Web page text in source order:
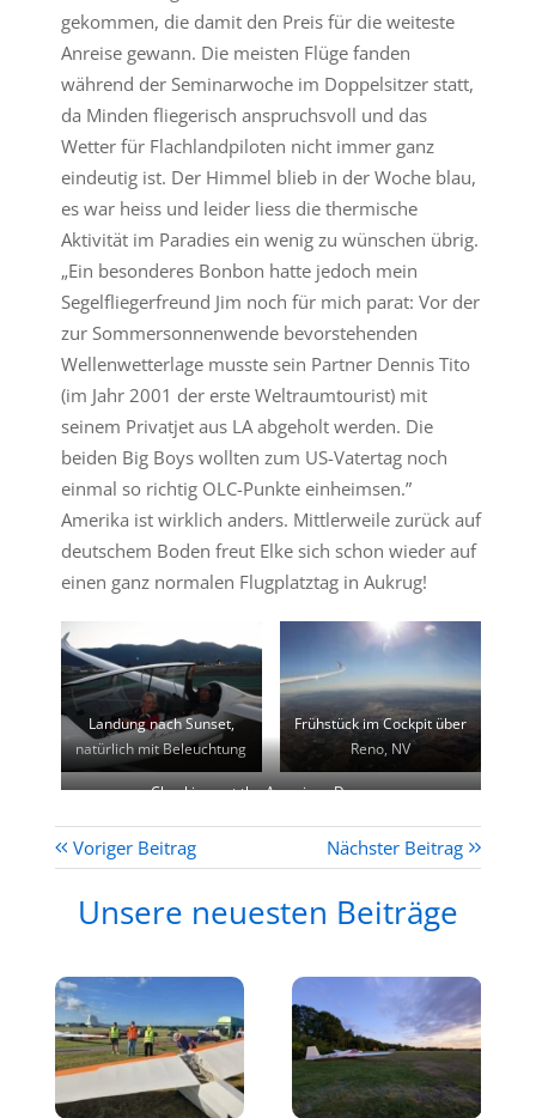
gekommen, die damit den Preis für die weiteste
Anreise gewann. Die meisten Flüge fanden
während der Seminarwoche im Doppelsitzer statt,
da Minden fliegerisch anspruchsvoll und das
Wetter für Flachlandpiloten nicht immer ganz
eindeutig ist. Der Himmel blieb in der Woche blau,
es war heiss und leider liess die thermische
Aktivität im Paradies ein wenig zu wünschen übrig.
„Ein besonderes Bonbon hatte jedoch mein
Segelfliegerfreund Jim noch für mich parat: Vor der
zur Sommersonnenwende bevorstehenden
Wellenwetterlage musste sein Partner Dennis Tito
(im Jahr 2001 der erste Weltraumtourist) mit
seinem Privatjet aus LA abgeholt werden. Die
beiden Big Boys wollten zum US-Vatertag noch
einmal so richtig OLC-Punkte einheimsen.”
Amerika ist wirklich anders. Mittlerweile zurück auf
deutschem Boden freut Elke sich schon wieder auf
einen ganz normalen Flugplatztag in Aukrug!
Landung nach Sunset,
natürlich mit Beleuchtung
Frühstück im Cockpit über
Reno, NV
Checking out the American Dream…
Voriger Beitrag Nächster Beitrag
Unsere neuesten Beiträge